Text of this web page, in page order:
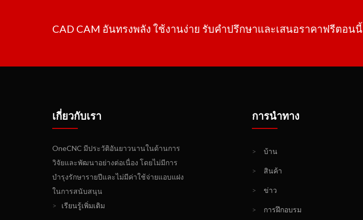
CAD CAM อันทรงพลัง ใช้งานง่าย รับคำปรึกษาและเสนอราคาฟรีตอนนี้
เกี่ยวกับเรา
OneCNC มีประวัติอันยาวนานในด้านการ
วิจัยและพัฒนาอย่างต่อเนื่อง โดยไม่มีการ
บำรุงรักษารายปีและไม่มีค่าใช้จ่ายแอบแฝง
ในการสนับสนุน
>
เรียนรู้เพิ่มเติม
การนำทาง
> บ้าน
> สินค้า
> ข่าว
> การฝึกอบรม